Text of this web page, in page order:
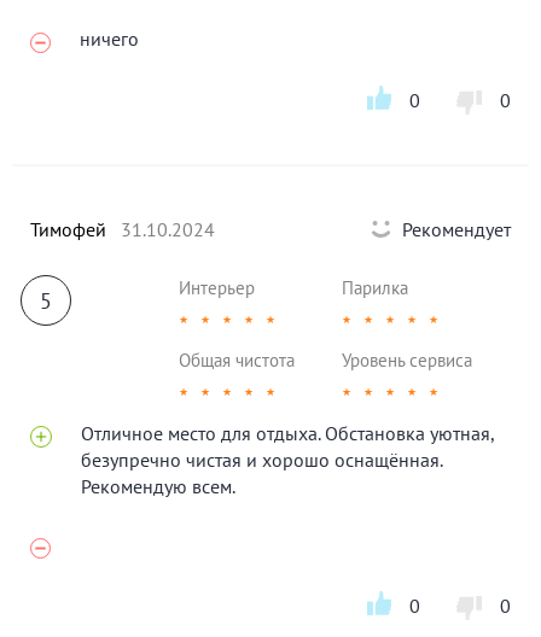
ничего
0 0
Тимофей 31.10.2024 Рекомендует
5 Интерьер
★ ★ ★ ★ ★
Парилка
★ ★ ★ ★ ★
Общая чистота
★ ★ ★ ★ ★
Уровень сервиса
★ ★ ★ ★ ★
Отличное место для отдыха. Обстановка уютная,
безупречно чистая и хорошо оснащённая.
Рекомендую всем.
0 0